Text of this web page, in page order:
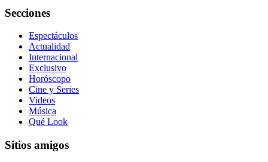
Secciones
Espectáculos
Actualidad
Internacional
Exclusivo
Horóscopo
Cine y Series
Videos
Música
Qué Look
Sitios amigos